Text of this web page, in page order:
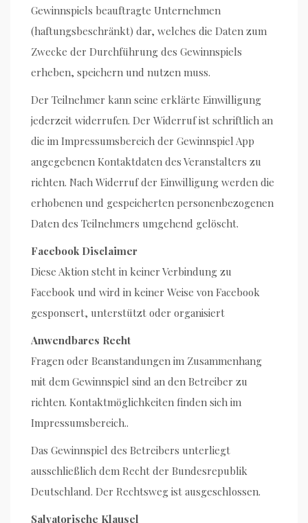
Gewinnspiels beauftragte Unternehmen
(haftungsbeschränkt) dar, welches die Daten zum
Zwecke der Durchführung des Gewinnspiels
erheben, speichern und nutzen muss.
Der Teilnehmer kann seine erklärte Einwilligung
jederzeit widerrufen. Der Widerruf ist schriftlich an
die im Impressumsbereich der Gewinnspiel App
angegebenen Kontaktdaten des Veranstalters zu
richten. Nach Widerruf der Einwilligung werden die
erhobenen und gespeicherten personenbezogenen
Daten des Teilnehmers umgehend gelöscht.
Facebook Disclaimer
Diese Aktion steht in keiner Verbindung zu
Facebook und wird in keiner Weise von Facebook
gesponsert, unterstützt oder organisiert
Anwendbares Recht
Fragen oder Beanstandungen im Zusammenhang
mit dem Gewinnspiel sind an den Betreiber zu
richten. Kontaktmöglichkeiten finden sich im
Impressumsbereich..
Das Gewinnspiel des Betreibers unterliegt
ausschließlich dem Recht der Bundesrepublik
Deutschland. Der Rechtsweg ist ausgeschlossen.
Salvatorische Klausel